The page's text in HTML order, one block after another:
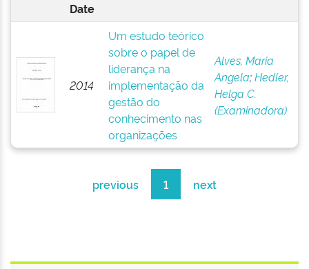
Date
2014
Um estudo teórico
sobre o papel de
liderança na
implementação da
gestão do
conhecimento nas
organizações
Alves, Maria
Angela;Hedler,
Helga C.
(Examinadora)
previous 1 next